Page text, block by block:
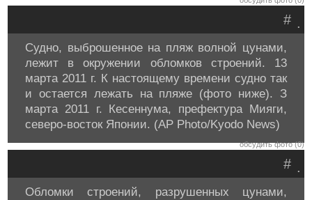
.
#
Судно, выброшенное на пляж волной цунами,
лежит в окружении обломков строений. 13
марта 2011 г. К настоящему времени судно так
и остается лежать на пляже (фото ниже). З
марта 2011 г. Кесеннума, префектура Мияги,
северо-восток Японии. (AP Photo/Kyodo News)
обсудить фото (0)
.
#
Обломки строений, разрушенных цунами,